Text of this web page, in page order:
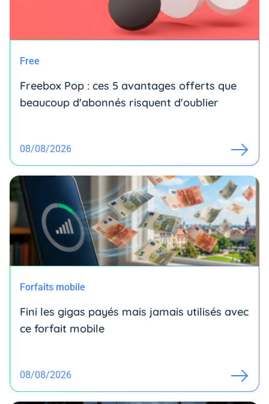
Free
Freebox Pop : ces 5 avantages offerts que
beaucoup d'abonnés risquent d'oublier
08/08/2026
Forfaits mobile
Fini les gigas payés mais jamais utilisés avec
ce forfait mobile
08/08/2026